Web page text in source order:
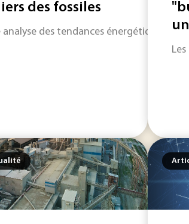
la plus délicate, celle de l’usage réel.
des fossiles
analyse des tendances énergétiques